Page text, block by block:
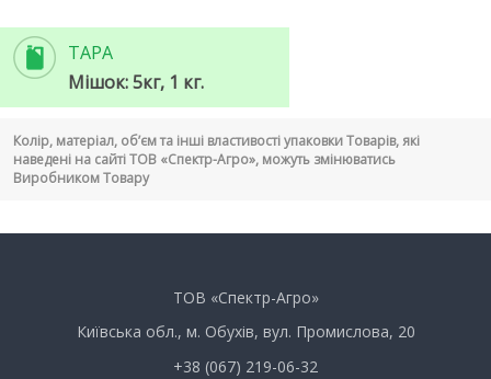
ТАРА
Мішок: 5кг, 1 кг.
Колір, матеріал, об’єм та інші властивості упаковки Товарів, які
наведені на сайті ТОВ «Спектр-Агро», можуть змінюватись
Виробником Товару
ТОВ «Спектр-Агро»
Київська обл., м. Обухів, вул. Промислова, 20
+38 (067) 219-06-32